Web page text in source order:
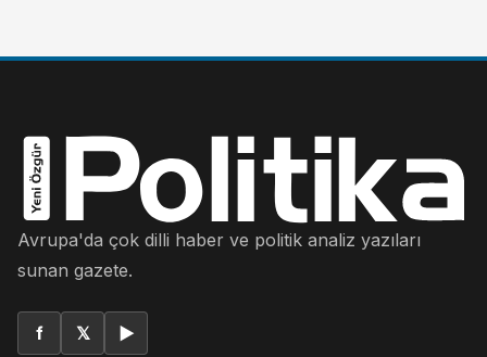
Avrupa'da çok dilli haber ve politik analiz yazıları
sunan gazete.
f 𝕏 ▶